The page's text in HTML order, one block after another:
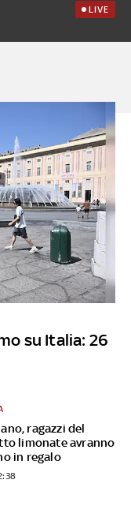
LIVE
su Italia: 26
ragazzi del
limonate avranno
in regalo